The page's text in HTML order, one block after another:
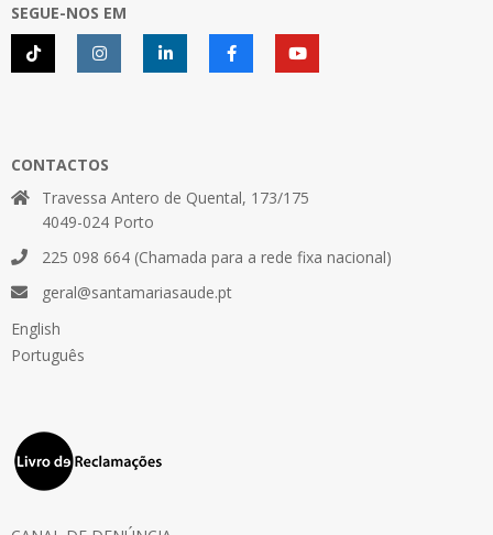
SEGUE-NOS EM
CONTACTOS
Travessa Antero de Quental, 173/175
4049-024 Porto
225 098 664 (Chamada para a rede fixa nacional)
geral@santamariasaude.pt
English
Português